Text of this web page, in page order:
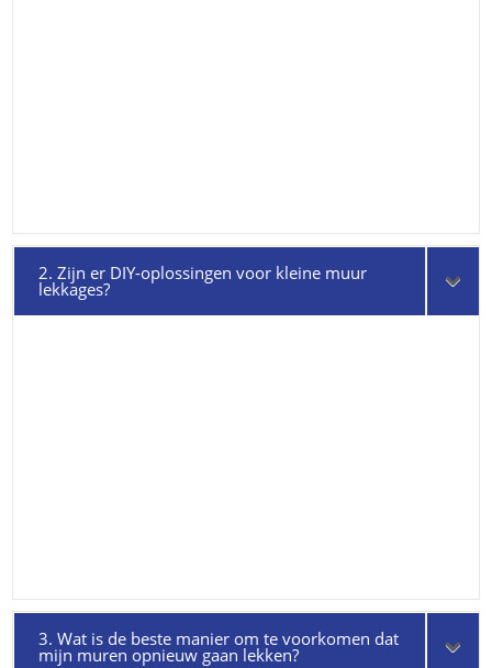
2. Zijn er DIY-oplossingen voor kleine muur
lekkages?
3. Wat is de beste manier om te voorkomen dat
mijn muren opnieuw gaan lekken?